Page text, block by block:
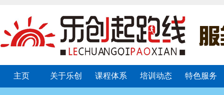
主页 关于乐创 课程体系 培训动态 特色服务